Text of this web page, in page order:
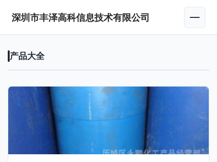
深圳市丰泽高科信息技术有限公司
产品大全